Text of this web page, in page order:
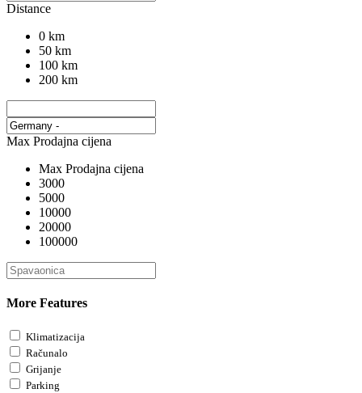
Distance
0 km
50 km
100 km
200 km
Max Prodajna cijena
Max Prodajna cijena
3000
5000
10000
20000
100000
More Features
Klimatizacija
Računalo
Grijanje
Parking